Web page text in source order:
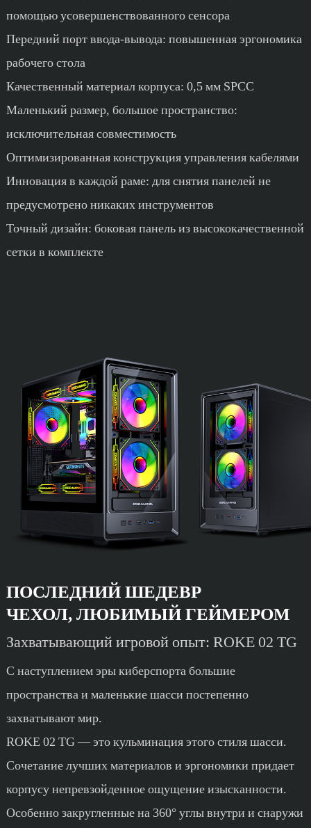
помощью усовершенствованного сенсора
Передний порт ввода-вывода: повышенная эргономика
рабочего стола
Качественный материал корпуса: 0,5 мм SPCC
Маленький размер, большое пространство:
исключительная совместимость
Оптимизированная конструкция управления кабелями
Инновация в каждой раме: для снятия панелей не
предусмотрено никаких инструментов
Точный дизайн: боковая панель из высококачественной
сетки в комплекте
ПОСЛЕДНИЙ ШЕДЕВР
ЧЕХОЛ, ЛЮБИМЫЙ ГЕЙМЕРОМ
Захватывающий игровой опыт: ROKE 02 TG
С наступлением эры киберспорта большие
пространства и маленькие шасси постепенно
захватывают мир.
ROKE 02 TG — это кульминация этого стиля шасси.
Сочетание лучших материалов и эргономики придает
корпусу непревзойденное ощущение изысканности.
Особенно закругленные на 360° углы внутри и снаружи